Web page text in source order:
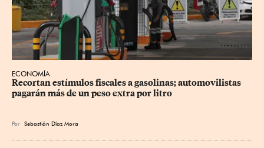
ECONOMÍA
Recortan estímulos fiscales a gasolinas; automovilistas
pagarán más de un peso extra por litro
Por Sebastián Díaz Mora